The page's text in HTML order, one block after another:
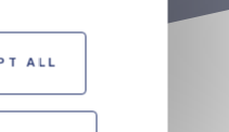
ALL